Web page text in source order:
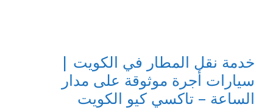
خدمة نقل المطار في الكويت |
سيارات أجرة موثوقة على مدار
الساعة – تاكسي كيو الكويت